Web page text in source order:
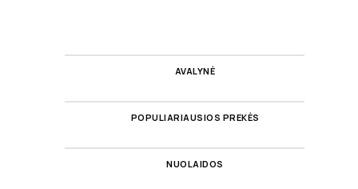
AVALYNĖ
POPULIARIAUSIOS PREKĖS
NUOLAIDOS